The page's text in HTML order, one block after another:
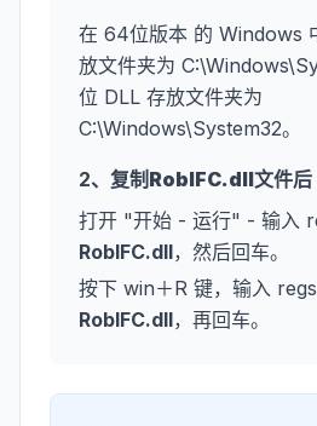
在 64位版本 的 Windows
放文件夹为
位 DLL 存放文件夹为
C:\Windows\System32。
2、复制 RobIFC.dll文件后
打开 "开始 - 运行" - 输入
RobIFC.dll，然后回车。
按下 win＋R 键，输入
RobIFC.dll，再回车。